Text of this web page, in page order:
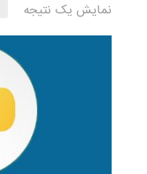
نمایش یک نتیجه